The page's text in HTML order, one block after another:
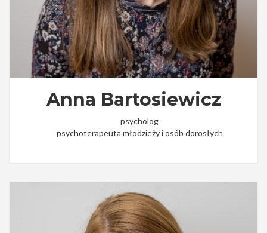
Anna Bartosiewicz
psycholog
psychoterapeuta młodzieży i osób dorosłych